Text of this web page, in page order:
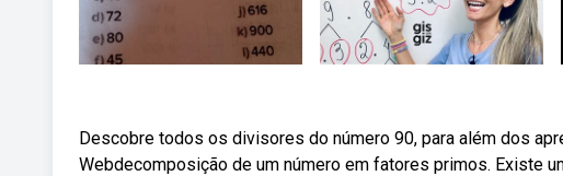
Descobre todos os divisores do número 90, para além dos
Webdecomposição de um número em fatores primos. Existe